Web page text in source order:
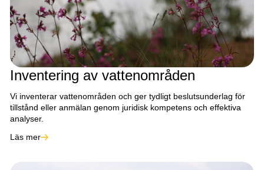
Inventering av vattenområden
Vi inventerar vattenområden och ger tydligt beslutsunderlag för
tillstånd eller anmälan genom juridisk kompetens och effektiva
analyser.
Läs mer